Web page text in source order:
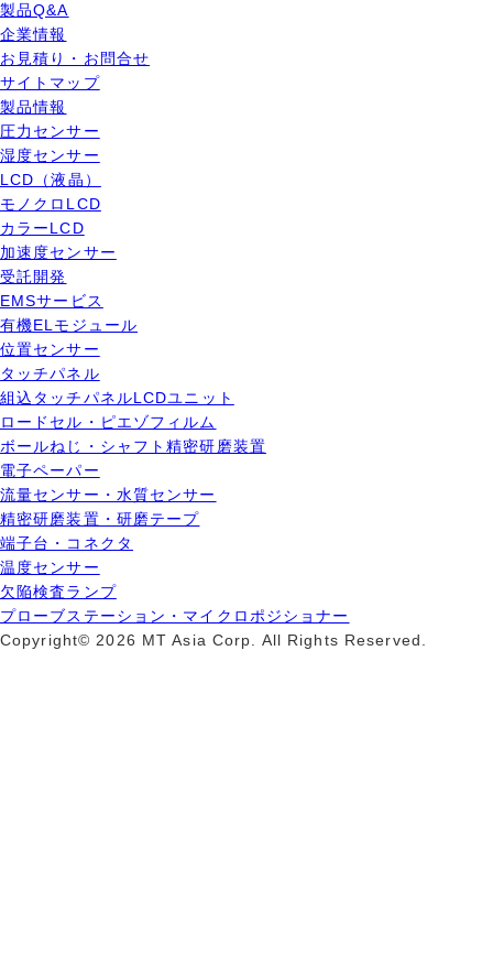
製品Q&A
企業情報
お見積り・お問合せ
サイトマップ
製品情報
圧力センサー
湿度センサー
LCD（液晶）
モノクロLCD
カラーLCD
加速度センサー
受託開発
EMSサービス
有機ELモジュール
位置センサー
タッチパネル
組込タッチパネルLCDユニット
ロードセル・ピエゾフィルム
ボールねじ・シャフト精密研磨装置
電子ペーパー
流量センサー・水質センサー
精密研磨装置・研磨テープ
端子台・コネクタ
温度センサー
欠陥検査ランプ
プローブステーション・マイクロポジショナー
Copyright© 2026 MT Asia Corp. All Rights Reserved.